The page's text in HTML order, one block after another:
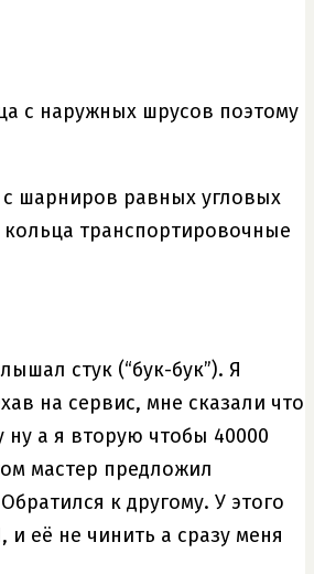
с наружных шрусов поэтому
шарниров равных угловых
транспортировочные
стук (“бук-бук”). Я
на сервис, мне сказали что
ну а я вторую чтобы 40000
мастер предложил
к другому. У этого
её не чинить а сразу меня